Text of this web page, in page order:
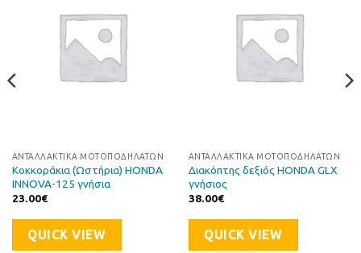
Επιθυμιών
ΑΝΤΑΛΛΑΚΤΙΚΆ ΜΟΤΟΠΟΔΗΛΆΤΩΝ
Κοκκοράκια (Ωστήρια) HONDA
INNOVA-125 γνήσια
23.00€
QUICK VIEW
Επιθυμιών
ΑΝΤΑΛΛΑΚΤΙΚΆ ΜΟΤΟΠΟΔΗΛΆΤΩΝ
Διακόπτης δεξιός HONDA GLX
γνήσιος
38.00€
QUICK VIEW